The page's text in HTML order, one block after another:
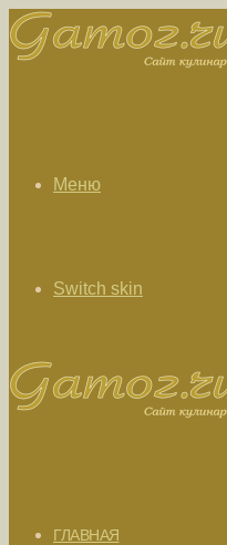
Меню
Switch skin
ГЛАВНАЯ